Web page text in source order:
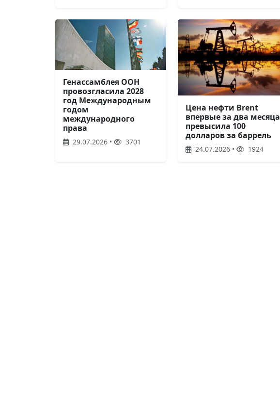
Генассамблея ООН
провозгласила 2028
год Международным
годом
международного
права
29.07.2026 • 3701
Цена нефти Brent
впервые за два месяца
превысила 100
долларов за баррель
24.07.2026 • 1924